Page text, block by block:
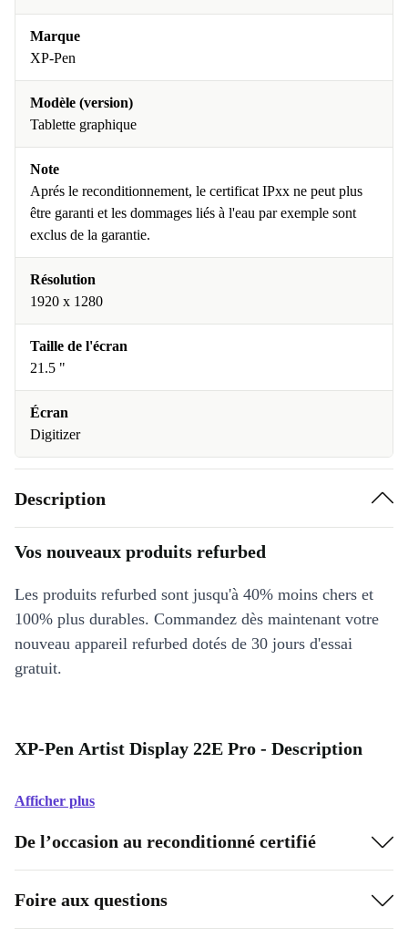
Marque
XP-Pen
Modèle (version)
Tablette graphique
Note
Aprés le reconditionnement, le certificat IPxx ne peut plus
être garanti et les dommages liés à l'eau par exemple sont
exclus de la garantie.
Résolution
1920 x 1280
Taille de l'écran
21.5 "
Écran
Digitizer
Description
Vos nouveaux produits refurbed
Les produits refurbed sont jusqu'à 40% moins chers et
100% plus durables. Commandez dès maintenant votre
nouveau appareil refurbed dotés de 30 jours d'essai
gratuit.
XP-Pen Artist Display 22E Pro - Description
Afficher plus
De l’occasion au reconditionné certifié
Foire aux questions